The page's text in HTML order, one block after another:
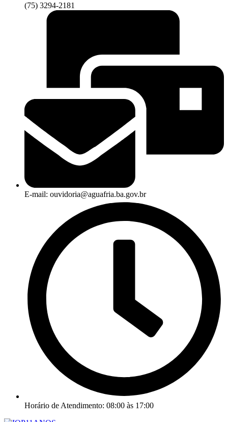
(75) 3294-2181
E-mail: ouvidoria@aguafria.ba.gov.br
Horário de Atendimento: 08:00 às 17:00